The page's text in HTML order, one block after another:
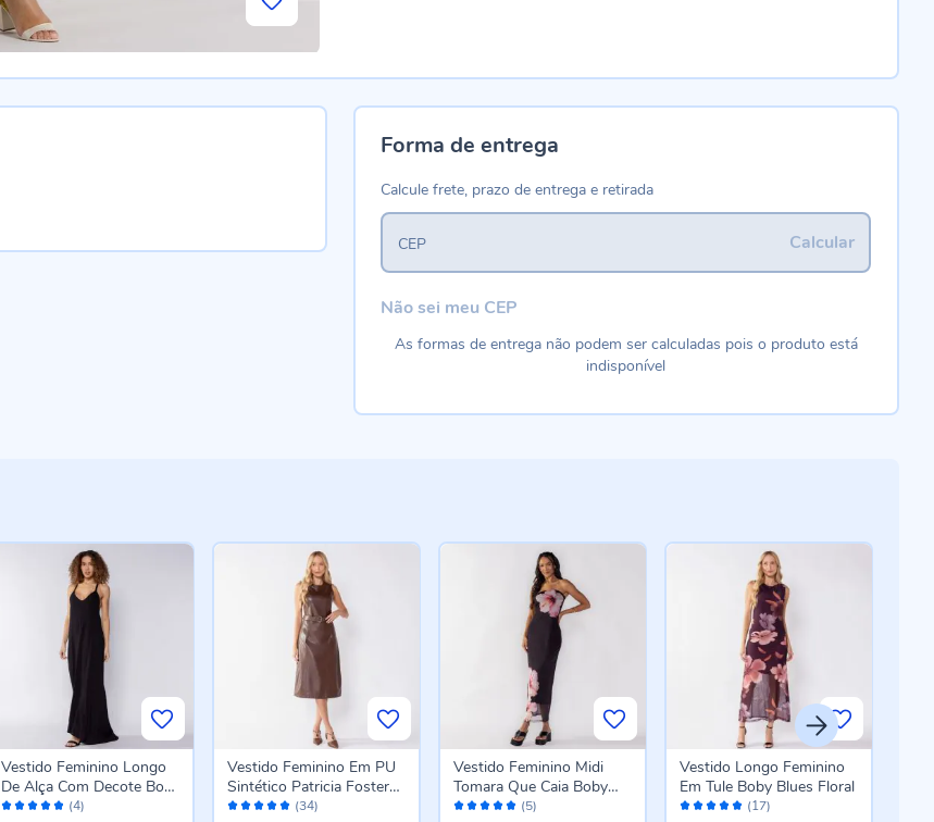
Forma de entrega
Calcule frete, prazo de entrega e retirada
Calcular
CEP
Não sei meu CEP
As formas de entrega não podem ser calculadas pois o produto está
indisponível
Avaliação: (4)
Vestido Feminino Longo
De Alça Com Decote Boby
Blues Preto
Avaliação: (34)
Vestido Feminino Em PU
Sintético Patricia Foster
Marrom
Avaliação: (5)
Vestido Feminino Midi
Tomara Que Caia Boby
Blues Preto
Avaliação: (17)
Vestido Longo Feminino
Em Tule Boby Blues Floral